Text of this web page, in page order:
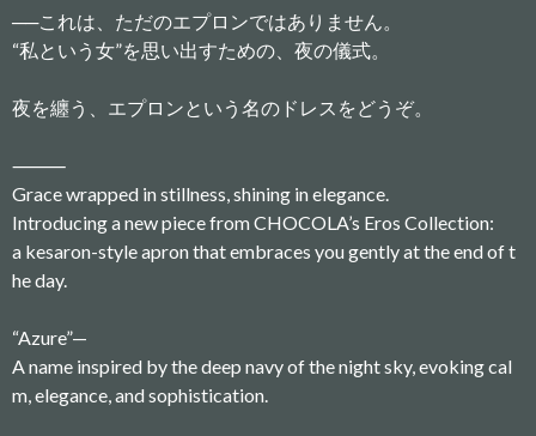
──これは、ただのエプロンではありません。
“私という女”を思い出すための、夜の儀式。
夜を纏う、エプロンという名のドレスをどうぞ。
⸻
Grace wrapped in stillness, shining in elegance.
Introducing a new piece from CHOCOLA’s Eros Collection:
a kesaron-style apron that embraces you gently at the end of t
he day.
“Azure”—
A name inspired by the deep navy of the night sky, evoking cal
m, elegance, and sophistication.